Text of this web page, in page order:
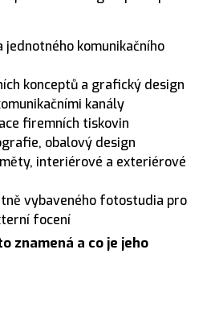
jednotného komunikačního
konceptů a grafický design
kanály
firemních tiskovin
obalový design
interiérové a exteriérové
vybaveného fotostudia pro
focení
znamená a co je jeho